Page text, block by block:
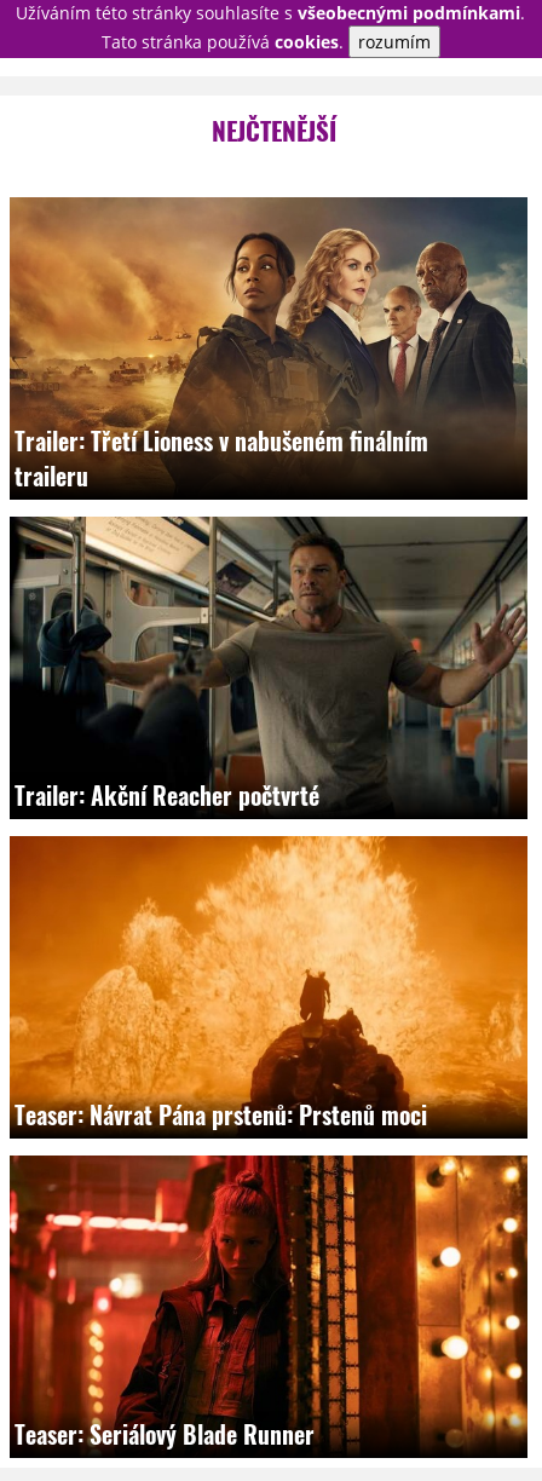
Užíváním této stránky souhlasíte svšeobecnými podmínkami.
Tato stránka používá cookies. rozumím
PŘIHLÁSIT
RECENZE
EPIZODY
TRAILERY
GALERIE
DISKUZE
STATISTIKY
TIRÁŽ
NEJČTENĚJŠÍ
Trailer: Třetí Lioness v nabušeném finálním
traileru
Trailer: Akční Reacher počtvrté
Teaser: Návrat Pána prstenů: Prstenů moci
Teaser: Seriálový Blade Runner